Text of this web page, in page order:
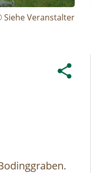
Veranstalter